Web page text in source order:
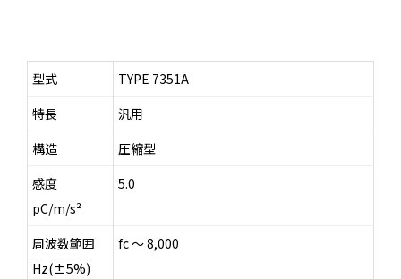
型式
TYPE 7351A
特長
汎用
構造
圧縮型
感度
pC/m/s²
5.0
周波数範囲
Hz(±5%)
fc ～ 8,000